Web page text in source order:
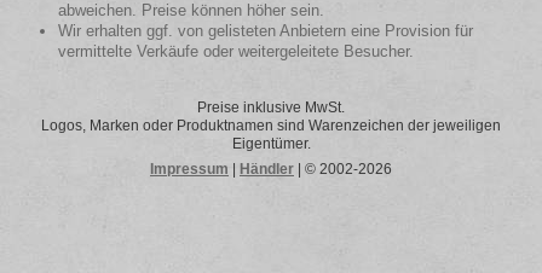
abweichen. Preise können höher sein.
Wir erhalten ggf. von gelisteten Anbietern eine Provision für
vermittelte Verkäufe oder weitergeleitete Besucher.
Preise inklusive MwSt.
Logos, Marken oder Produktnamen sind Warenzeichen der jeweiligen
Eigentümer.
Impressum
Händler | © 2002-2026